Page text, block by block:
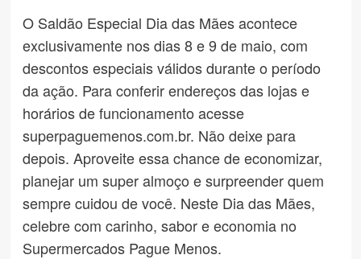
O Saldão Especial Dia das Mães acontece
exclusivamente nos dias 8 e 9 de maio, com
descontos especiais válidos durante o período
da ação. Para conferir endereços das lojas e
horários de funcionamento acesse
superpaguemenos.com.br. Não deixe para
depois. Aproveite essa chance de economizar,
planejar um super almoço e surpreender quem
sempre cuidou de você. Neste Dia das Mães,
celebre com carinho, sabor e economia no
Supermercados Pague Menos.